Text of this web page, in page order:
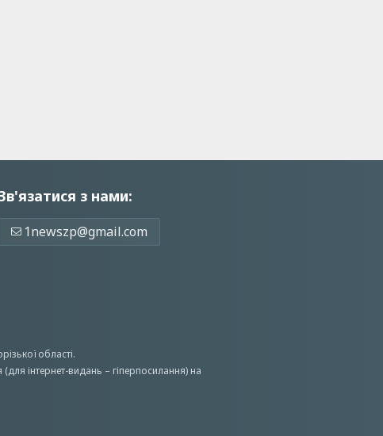
з нами:
1newszp@gmail.com
області.
інтернет-видань – гіперпосилання) на